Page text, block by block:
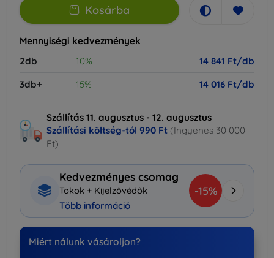
Kosárba
Mennyiségi kedvezmények
2db
10%
14 841 Ft/db
3db+
15% 14 016 Ft/db
Szállítás 11. augusztus - 12. augusztus
Szállítási költség-tól 990 Ft (Ingyenes 30 000
Ft)
Kedvezményes csomag
Tokok + Kijelzővédők
Több információ
-15%
Miért nálunk vásároljon?